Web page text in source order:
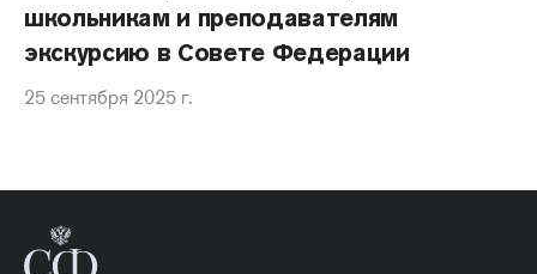
школьникам и преподавателям
экскурсию в Совете Федерации
25 сентября 2025 г.